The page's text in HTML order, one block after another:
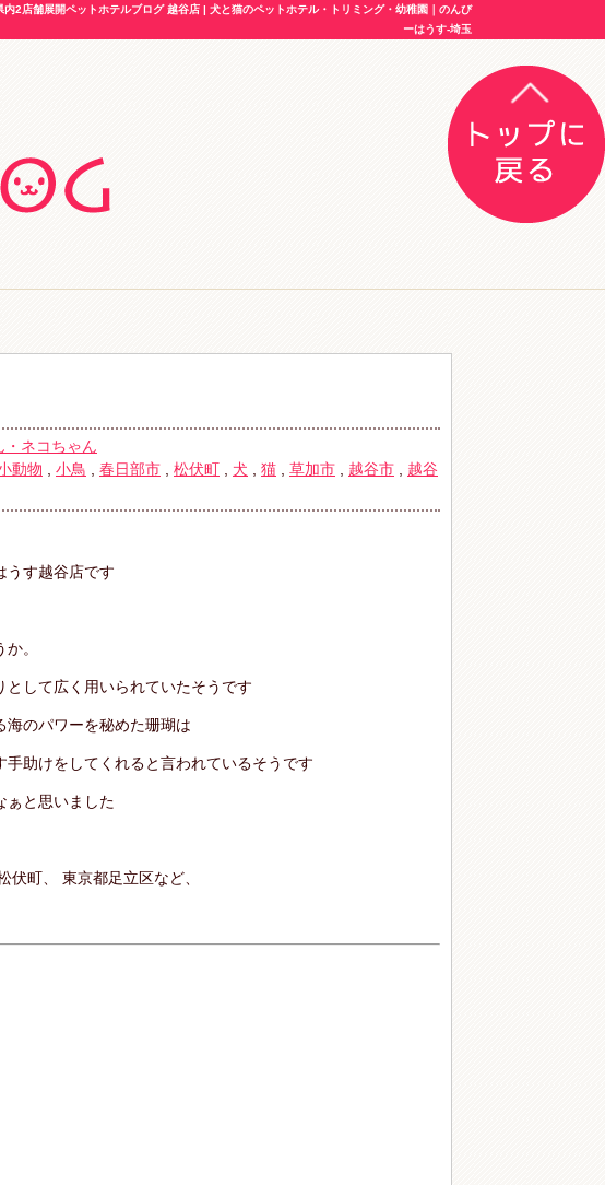
2店舗展開ペットホテルブログ 越谷店 | 犬と猫のペットホテル・トリミング・幼稚園｜のんび
ーはうす-埼玉
・ネコちゃん
動物 小鳥 春日部市 松伏町 犬 猫 草加市 越谷市
越谷
うす越谷店です
。
して広く用いられていたそうです
のパワーを秘めた珊瑚は
助けをしてくれると言われているそうです
ぁと思いました
町、 東京都足立区など、